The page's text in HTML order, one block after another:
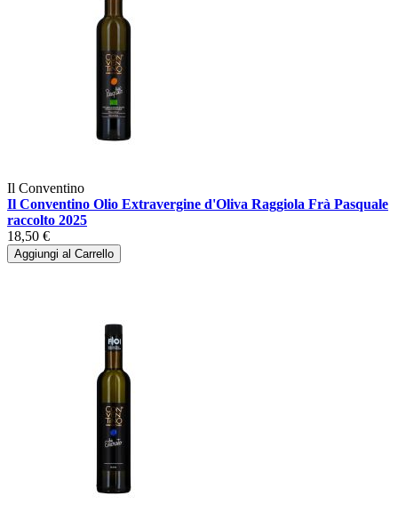
Il Conventino
Il Conventino Olio Extravergine d'Oliva Raggiola Frà Pasquale
raccolto 2025
18,50 €
Aggiungi al Carrello